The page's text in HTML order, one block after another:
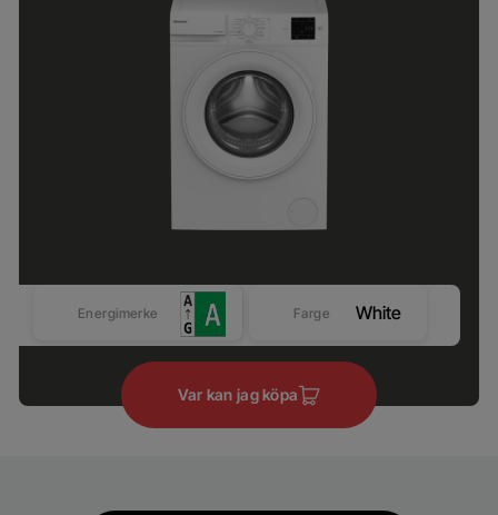
Energimerke Farge White
Var kan jag köpa